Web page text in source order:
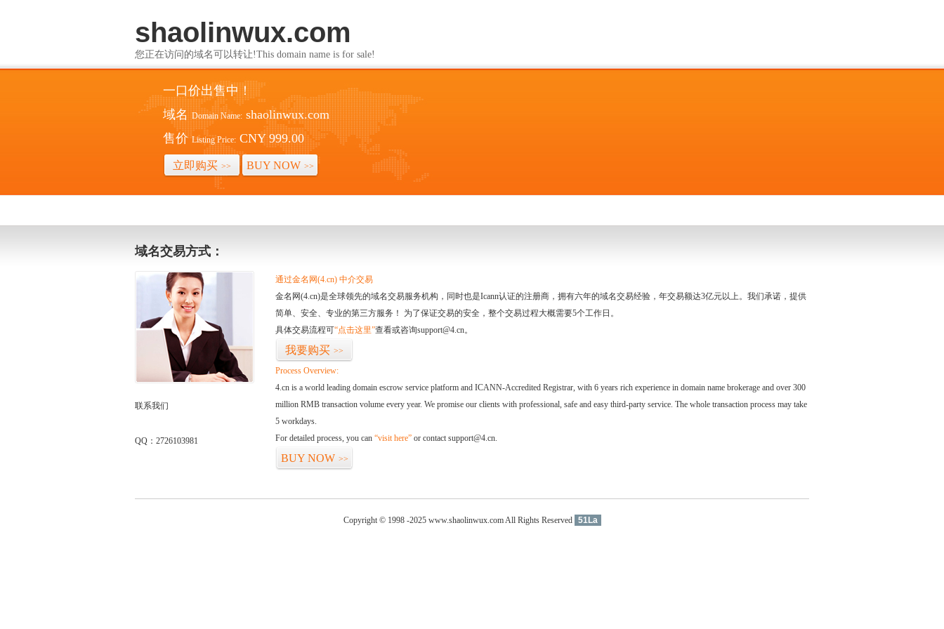
shaolinwux.com
您正在访问的域名可以转让!This domain name is for sale!
一口价出售中！
域名 Domain Name: shaolinwux.com
售价 Listing Price: CNY 999.00
立即购买 >> BUY NOW >>
域名交易方式：
联系我们
QQ：2726103981
通过金名网(4.cn) 中介交易
金名网(4.cn)是全球领先的域名交易服务机构，同时也是Icann认证的注册商，拥有六年的域名交易经验，年交易额达3亿元以上。我们承诺，提供
简单、安全、专业的第三方服务！ 为了保证交易的安全，整个交易过程大概需要5个工作日。
具体交易流程可“点击这里”查看或咨询support@4.cn。
我要购买 >>
Process Overview:
4.cn is a world leading domain escrow service platform and ICANN-Accredited Registrar, with 6 years rich experience in domain name brokerage and over 300
million RMB transaction volume every year. We promise our clients with professional, safe and easy third-party service. The whole transaction process may take
5 workdays.
For detailed process, you can “visit here” or contact support@4.cn.
BUY NOW >>
Copyright © 1998 -2025 www.shaolinwux.com All Rights Reserved 51La